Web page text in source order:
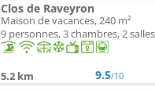
Clos de Raveyron
Maison de vacances, 240 m²
9 personnes, 3 chambres, 2
5.2 km 9.5/10